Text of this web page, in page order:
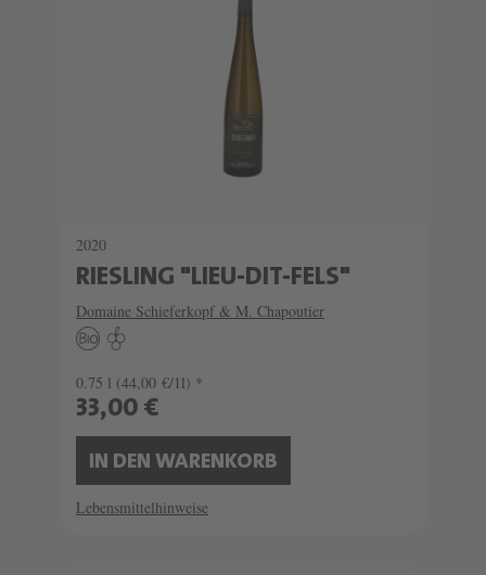
2020
RIESLING "LIEU-DIT-FELS"
Domaine Schieferkopf & M. Chapoutier
0.75 l (44,00 €/1l) *
33,00 €
IN DEN WARENKORB
Lebensmittelhinweise